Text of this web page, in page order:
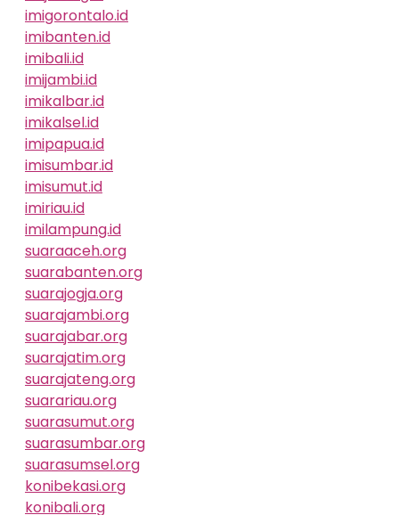
imigorontalo.id
imibanten.id
imibali.id
imijambi.id
imikalbar.id
imikalsel.id
imipapua.id
imisumbar.id
imisumut.id
imiriau.id
imilampung.id
suaraaceh.org
suarabanten.org
suarajogja.org
suarajambi.org
suarajabar.org
suarajatim.org
suarajateng.org
suarariau.org
suarasumut.org
suarasumbar.org
suarasumsel.org
konibekasi.org
konibali.org